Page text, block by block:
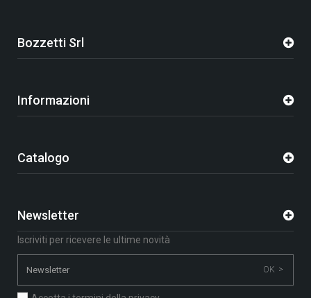
Bozzetti Srl
Informazioni
Catalogo
Newsletter
Iscriviti per ricevere le ultime novità
OK >